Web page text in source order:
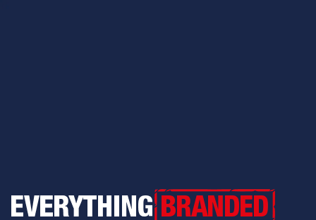
Everything Branded